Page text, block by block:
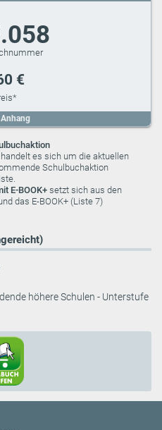
€
es sich um die aktuellen
Schulbuchaktion
E-BOOK+setzt sich aus den
das E-BOOK+ (Liste 7)
höhere Schulen - Unterstufe